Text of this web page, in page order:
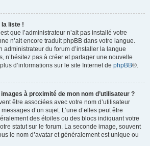
la liste !
que l’administrateur n’ait pas installé votre
n’ait encore traduit phpBB dans votre langue.
administrateur du forum d’installer la langue
n’hésitez pas à créer et partager une nouvelle
d’informations sur le site Internet de phpBB®.
à proximité de mon nom d’utilisateur ?
être associées avec votre nom d’utilisateur
d’un sujet. L’une d’elles peut être
des étoiles ou des blocs indiquant votre
statut sur le forum. La seconde image, souvent
le nom d’avatar et généralement est unique ou